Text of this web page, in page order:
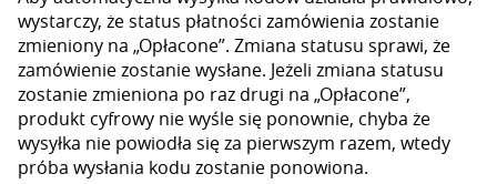
wystarczy, że status płatności zamówienia zostanie
zmieniony na „Opłacone”. Zmiana statusu sprawi, że
zamówienie zostanie wysłane. Jeżeli zmiana statusu
zostanie zmieniona po raz drugi na „Opłacone”,
produkt cyfrowy nie wyśle się ponownie, chyba że
wysyłka nie powiodła się za pierwszym razem, wtedy
próba wysłania kodu zostanie ponowiona.